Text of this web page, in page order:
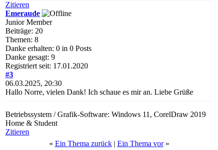
Zitieren
Emeraude
Junior Member
Beiträge: 20
Themen: 8
Danke erhalten: 0 in 0 Posts
Danke gesagt: 9
Registriert seit: 17.01.2020
#3
06.03.2025, 20:30
Hallo Norre, vielen Dank! Ich schaue es mir an. Liebe Grüße
Betriebssystem / Grafik-Software: Windows 11, CorelDraw 2019
Home & Student
Zitieren
« Ein Thema zurück| Ein Thema vor»